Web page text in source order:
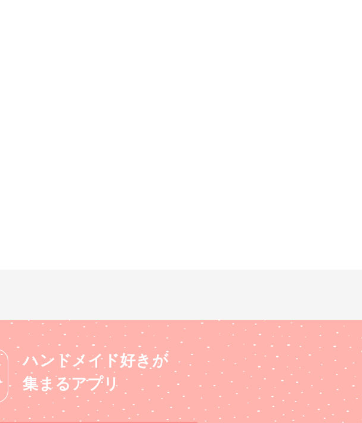
ハンドメイド好きが
集まるアプリ